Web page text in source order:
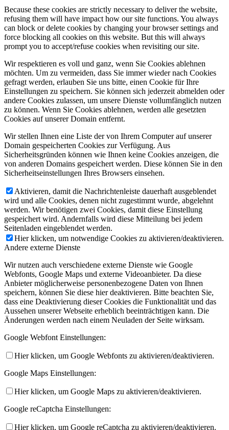
Because these cookies are strictly necessary to deliver the website,
refusing them will have impact how our site functions. You always
can block or delete cookies by changing your browser settings and
force blocking all cookies on this website. But this will always
prompt you to accept/refuse cookies when revisiting our site.
Wir respektieren es voll und ganz, wenn Sie Cookies ablehnen
möchten. Um zu vermeiden, dass Sie immer wieder nach Cookies
gefragt werden, erlauben Sie uns bitte, einen Cookie für Ihre
Einstellungen zu speichern. Sie können sich jederzeit abmelden oder
andere Cookies zulassen, um unsere Dienste vollumfänglich nutzen
zu können. Wenn Sie Cookies ablehnen, werden alle gesetzten
Cookies auf unserer Domain entfernt.
Wir stellen Ihnen eine Liste der von Ihrem Computer auf unserer
Domain gespeicherten Cookies zur Verfügung. Aus
Sicherheitsgründen können wie Ihnen keine Cookies anzeigen, die
von anderen Domains gespeichert werden. Diese können Sie in den
Sicherheitseinstellungen Ihres Browsers einsehen.
Aktivieren, damit die Nachrichtenleiste dauerhaft ausgeblendet
wird und alle Cookies, denen nicht zugestimmt wurde, abgelehnt
werden. Wir benötigen zwei Cookies, damit diese Einstellung
gespeichert wird. Andernfalls wird diese Mitteilung bei jedem
Seitenladen eingeblendet werden.
Hier klicken, um notwendige Cookies zu aktivieren/deaktivieren.
Andere externe Dienste
Wir nutzen auch verschiedene externe Dienste wie Google
Webfonts, Google Maps und externe Videoanbieter. Da diese
Anbieter möglicherweise personenbezogene Daten von Ihnen
speichern, können Sie diese hier deaktivieren. Bitte beachten Sie,
dass eine Deaktivierung dieser Cookies die Funktionalität und das
Aussehen unserer Webseite erheblich beeinträchtigen kann. Die
Änderungen werden nach einem Neuladen der Seite wirksam.
Google Webfont Einstellungen:
Hier klicken, um Google Webfonts zu aktivieren/deaktivieren.
Google Maps Einstellungen:
Hier klicken, um Google Maps zu aktivieren/deaktivieren.
Google reCaptcha Einstellungen:
Hier klicken, um Google reCaptcha zu aktivieren/deaktivieren.